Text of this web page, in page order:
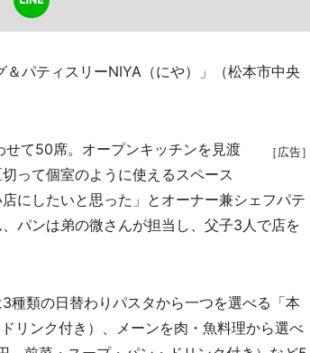
パティスリーNIYA（にや）」（松本市中央
［広告］
て50席。オープンキッチンを見渡
って個室のように使えるスペース
にしたいと思った」とオーナー兼シェフパテ
パンは弟の微さんが担当し、父子3人で店を
類の日替わりパスタから一つを選べる「本
リンク付き）、メーンを肉・魚料理から選べ